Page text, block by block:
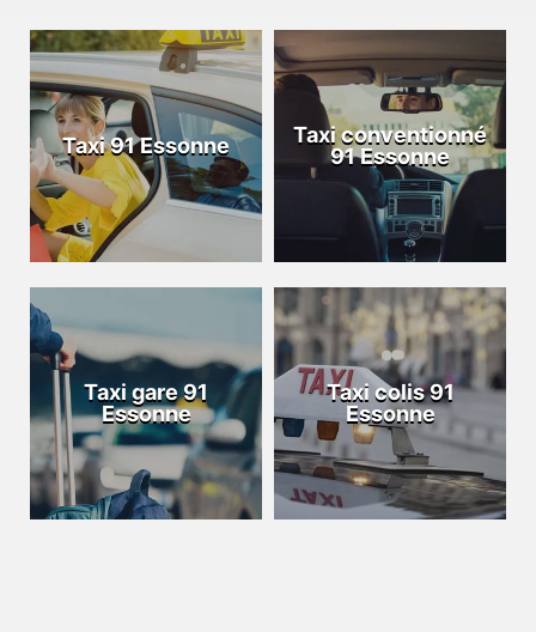
Taxi 91 Essonne
Taxi conventionné
91 Essonne
Taxi gare 91
Essonne
Taxi colis 91
Essonne